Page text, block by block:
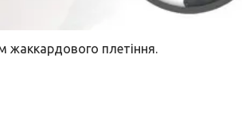
жаккардового плетіння.